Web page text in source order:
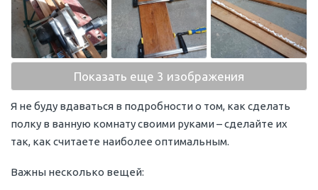
Показать еще 3 изображения
Я не буду вдаваться в подробности о том, как сделать
полку в ванную комнату своими руками – сделайте их
так, как считаете наиболее оптимальным.
Важны несколько вещей: